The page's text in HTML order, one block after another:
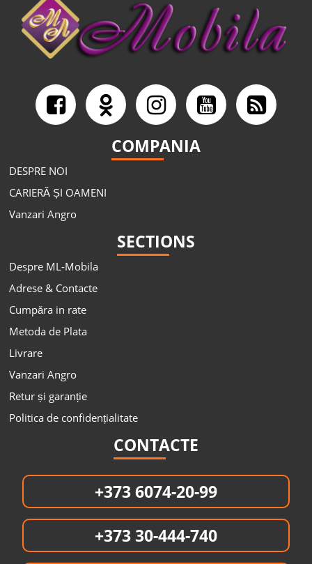
COMPANIA
DESPRE NOI
CARIERĂ ȘI OAMENI
Vanzari Angro
SECTIONS
Despre ML-Mobila
Adrese & Contacte
Cumpăra in rate
Metoda de Plata
Livrare
Vanzari Angro
Retur și garanție
Politica de confidențialitate
CONTACTE
+373 6074-20-99
+373 30-444-740